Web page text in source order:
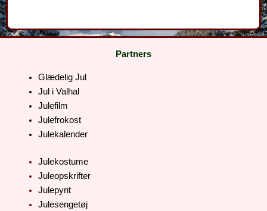
Partners
Glædelig Jul
Jul i Valhal
Julefilm
Julefrokost
Julekalender
Julekostume
Juleopskrifter
Julepynt
Julesengetøj